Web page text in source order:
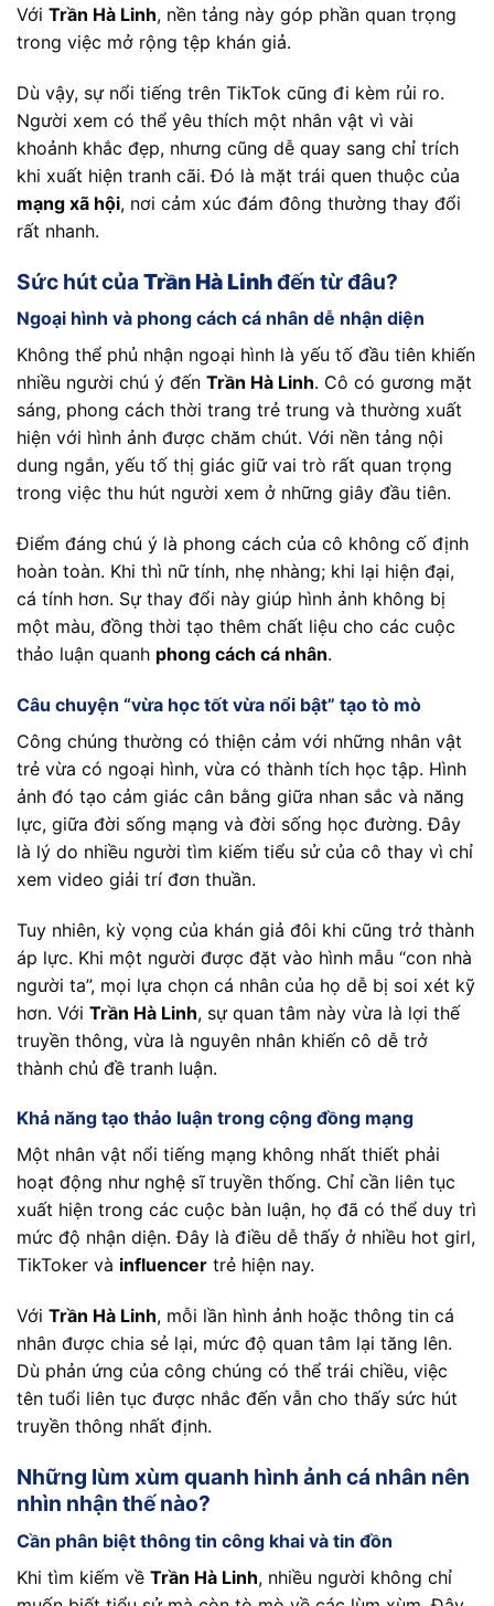
Với Trần Hà Linh, nền tảng này góp phần quan trọng
trong việc mở rộng tệp khán giả.
Dù vậy, sự nổi tiếng trên TikTok cũng đi kèm rủi ro.
Người xem có thể yêu thích một nhân vật vì vài
khoảnh khắc đẹp, nhưng cũng dễ quay sang chỉ trích
khi xuất hiện tranh cãi. Đó là mặt trái quen thuộc của
mạng xã hội, nơi cảm xúc đám đông thường thay đổi
rất nhanh.
Sức hút của Trần Hà Linhđến từ đâu?
Ngoại hình và phong cách cá nhân dễ nhận diện
Không thể phủ nhận ngoại hình là yếu tố đầu tiên khiến
nhiều người chú ý đến Trần Hà Linh. Cô có gương mặt
sáng, phong cách thời trang trẻ trung và thường xuất
hiện với hình ảnh được chăm chút. Với nền tảng nội
dung ngắn, yếu tố thị giác giữ vai trò rất quan trọng
trong việc thu hút người xem ở những giây đầu tiên.
Điểm đáng chú ý là phong cách của cô không cố định
hoàn toàn. Khi thì nữ tính, nhẹ nhàng; khi lại hiện đại,
cá tính hơn. Sự thay đổi này giúp hình ảnh không bị
một màu, đồng thời tạo thêm chất liệu cho các cuộc
thảo luận quanh phong cách cá nhân.
Câu chuyện “vừa học tốt vừa nổi bật” tạo tò mò
Công chúng thường có thiện cảm với những nhân vật
trẻ vừa có ngoại hình, vừa có thành tích học tập. Hình
ảnh đó tạo cảm giác cân bằng giữa nhan sắc và năng
lực, giữa đời sống mạng và đời sống học đường. Đây
là lý do nhiều người tìm kiếm tiểu sử của cô thay vì chỉ
xem video giải trí đơn thuần.
Tuy nhiên, kỳ vọng của khán giả đôi khi cũng trở thành
áp lực. Khi một người được đặt vào hình mẫu “con nhà
người ta”, mọi lựa chọn cá nhân của họ dễ bị soi xét kỹ
hơn. Với Trần Hà Linh, sự quan tâm này vừa là lợi thế
truyền thông, vừa là nguyên nhân khiến cô dễ trở
thành chủ đề tranh luận.
Khả năng tạo thảo luận trong cộng đồng mạng
Một nhân vật nổi tiếng mạng không nhất thiết phải
hoạt động như nghệ sĩ truyền thống. Chỉ cần liên tục
xuất hiện trong các cuộc bàn luận, họ đã có thể duy trì
mức độ nhận diện. Đây là điều dễ thấy ở nhiều hot girl,
TikToker và influencer trẻ hiện nay.
Với Trần Hà Linh, mỗi lần hình ảnh hoặc thông tin cá
nhân được chia sẻ lại, mức độ quan tâm lại tăng lên.
Dù phản ứng của công chúng có thể trái chiều, việc
tên tuổi liên tục được nhắc đến vẫn cho thấy sức hút
truyền thông nhất định.
Những lùm xùm quanh hình ảnh cá nhân nên
nhìn nhận thế nào?
Cần phân biệt thông tin công khai và tin đồn
Khi tìm kiếm về Trần Hà Linh, nhiều người không chỉ